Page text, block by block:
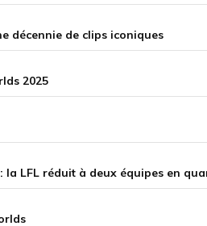
décennie de clips iconiques
2025